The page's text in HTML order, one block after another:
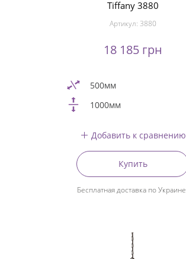
Tiffany 3880
Артикул: 3880
18 185 грн
500мм
1000мм
Добавить к сравнению
Купить
Бесплатная доставка по Украине